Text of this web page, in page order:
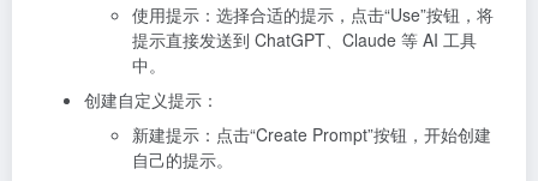
使用提示：选择合适的提示，点击“Use”按钮，将
提示直接发送到 ChatGPT、Claude 等 AI 工具
中。
创建自定义提示：
新建提示：点击“Create Prompt”按钮，开始创建
自己的提示。